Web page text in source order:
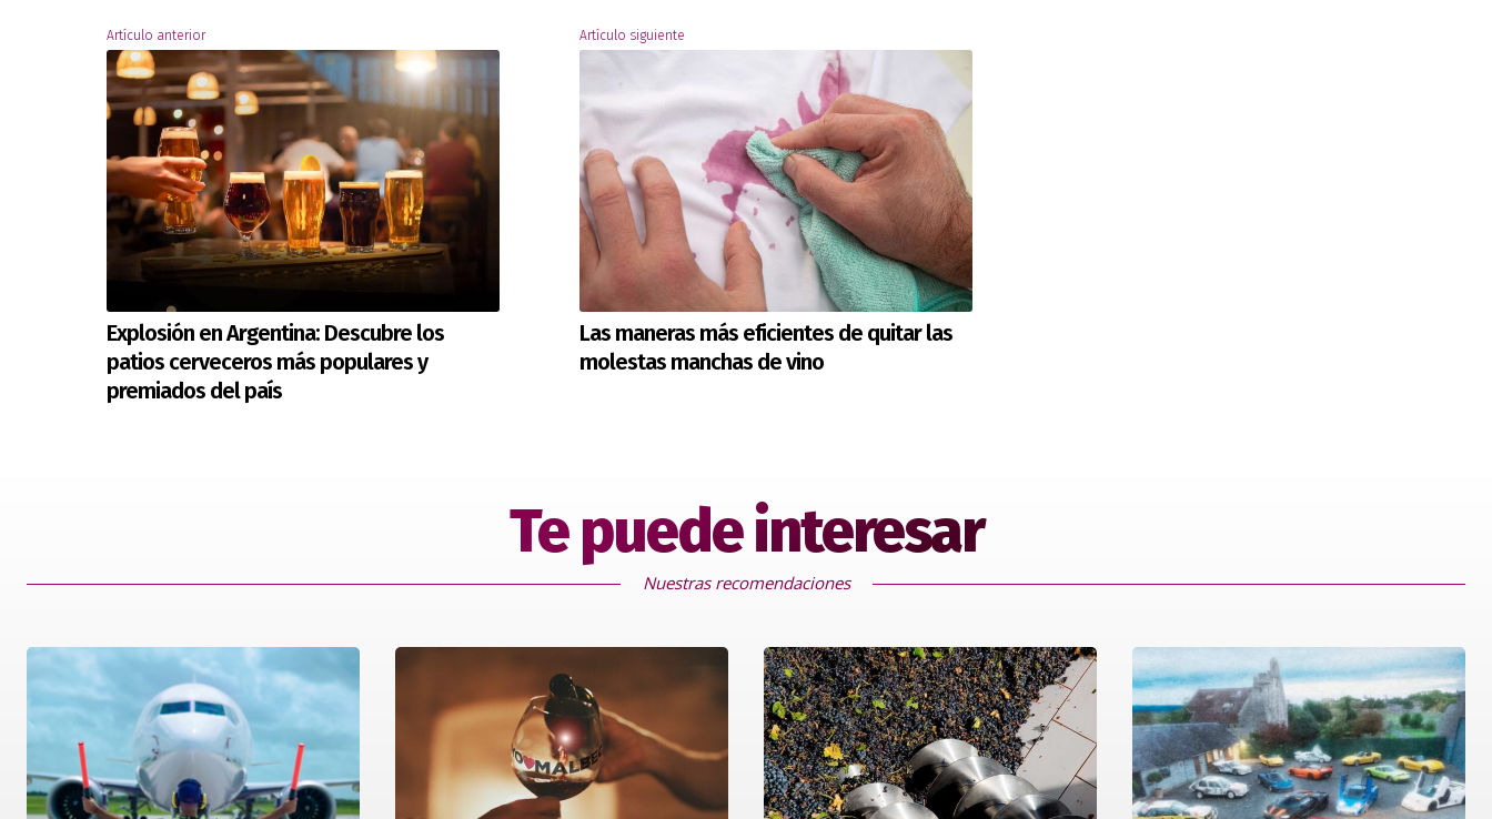
Artículo anterior
Explosión en Argentina: Descubre los
patios cerveceros más populares y
premiados del país
Artículo siguiente
Las maneras más eficientes de quitar las
molestas manchas de vino
Te puede interesar
Nuestras recomendaciones